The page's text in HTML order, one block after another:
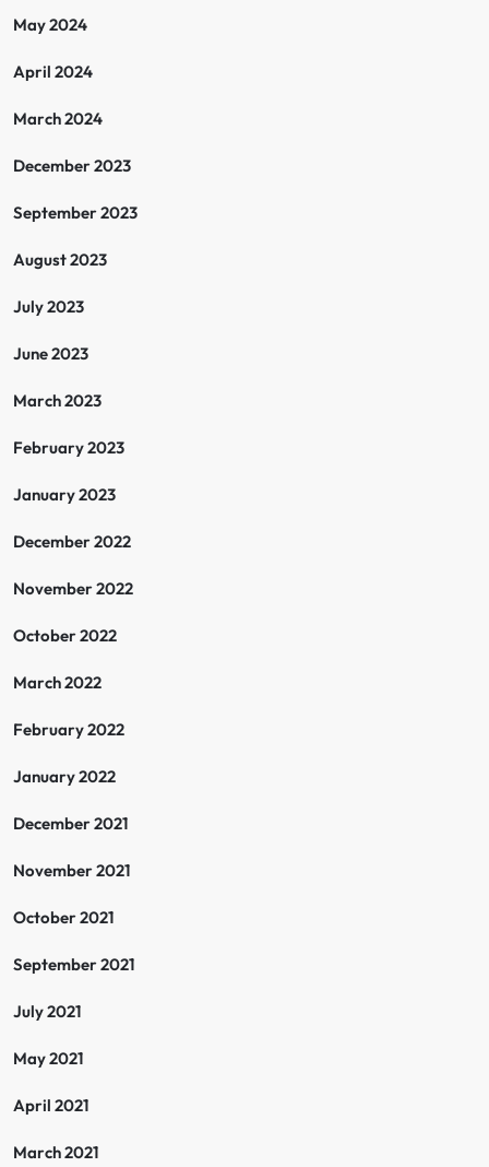
May 2024
April 2024
March 2024
December 2023
September 2023
August 2023
July 2023
June 2023
March 2023
February 2023
January 2023
December 2022
November 2022
October 2022
March 2022
February 2022
January 2022
December 2021
November 2021
October 2021
September 2021
July 2021
May 2021
April 2021
March 2021